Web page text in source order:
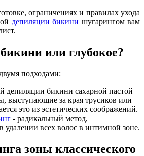
ограничениях и правилах ухода
депиляции бикини шугарингом вам
или глубокое?
подходами:
депиляции бикини сахарной пастой
выступающие за края трусиков или
это из эстетических соображений.
- радикальный метод,
удалении всех волос в интимной зоне.
зоны классического